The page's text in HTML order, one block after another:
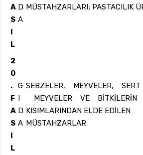
A
S
L
D
A
MÜSTAHZARLARI; PASTACILIK
2
0
.
F
A
S
L
G
D
A
SEBZELER, MEYVELER,
MEYVELER VE BİTKİLERİN
KISIMLARINDAN ELDE EDİLEN
MÜSTAHZARLAR